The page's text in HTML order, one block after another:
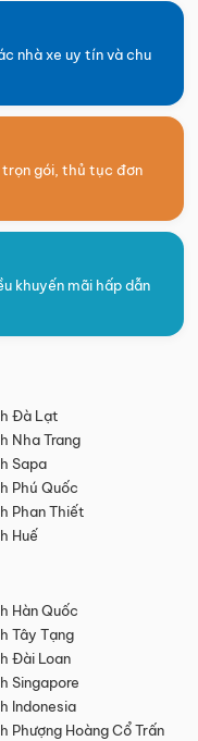
nhà xe uy tín và chu
trọn gói, thủ tục đơn
khuyến mãi hấp dẫn
Đà Lạt
Nha Trang
Sapa
Phú Quốc
Phan Thiết
Huế
Hàn Quốc
Tây Tạng
Đài Loan
Singapore
Indonesia
Phượng Hoàng Cổ Trấn